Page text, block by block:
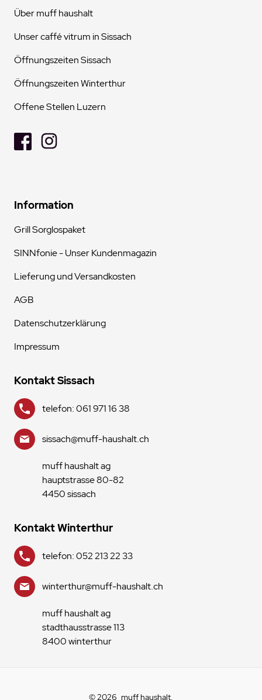
Über muff haushalt
Unser caffé vitrum in Sissach
Öffnungszeiten Sissach
Öffnungszeiten Winterthur
Offene Stellen Luzern
Information
Grill Sorglospaket
SINNfonie - Unser Kundenmagazin
Lieferung und Versandkosten
AGB
Datenschutzerklärung
Impressum
Kontakt Sissach
telefon: 061 971 16 38
sissach@muff-haushalt.ch
muff haushalt ag
hauptstrasse 80-82
4450 sissach
Kontakt Winterthur
telefon: 052 213 22 33
winterthur@muff-haushalt.ch
muff haushalt ag
stadthausstrasse 113
8400 winterthur
© 2026 muff haushalt.